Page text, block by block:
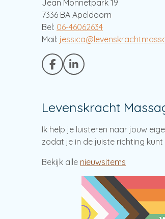
Jean Monnetpark 19
7336 BA Apeldoorn
Bel: 06-46062634
Mail:
F
a
b
o
k
L
i
e
I
n
Levenskracht
Ik help je luisteren naar jouw
zodat je in de juiste richting kunt
Bekijk alle nieuwsitems